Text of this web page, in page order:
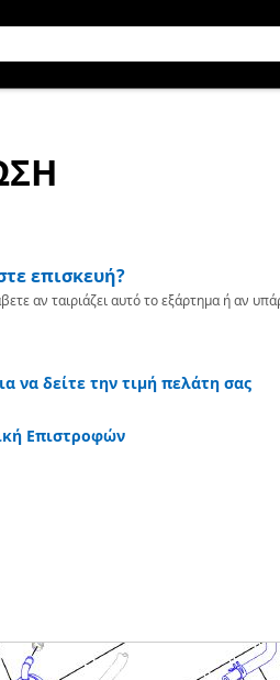
επισκευή?
αν ταιριάζει αυτό το εξάρτημα ή αν
να δείτε την τιμή πελάτη σας
Επιστροφών